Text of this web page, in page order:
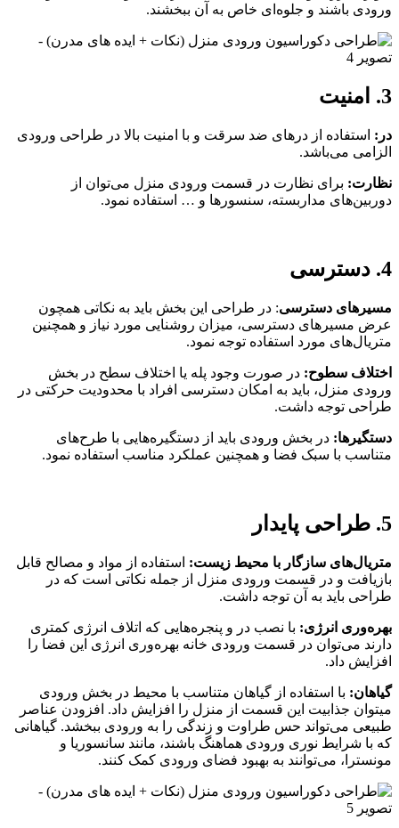
ورودی باشند و جلوه‌ای خاص به آن ببخشند.
3. امنیت
در: استفاده از درهای ضد سرقت و با امنیت بالا در طراحی ورودی
الزامی می‌باشد.
نظارت: ‌برای نظارت در قسمت ورودی منزل می‌توان از
دوربین‌های مداربسته، سنسورها و … استفاده نمود.
4. دسترسی
مسیرهای دسترسی: در طراحی این بخش باید به نکاتی همچون
عرض مسیرهای دسترسی، میزان روشنایی مورد نیاز و همچنین
متریال‌های مورد استفاده توجه نمود.
اختلاف سطوح: در صورت وجود پله یا اختلاف سطح در بخش
ورودی منزل، باید به امکان دسترسی افراد با محدودیت حرکتی در
طراحی توجه داشت.
دستگیرها: در بخش ورودی باید از دستگیره‌‌هایی با طرح‌های
متناسب با سبک فضا و همچنین عملکرد مناسب استفاده نمود.
5. طراحی پایدار
متریال‌های سازگار با محیط زیست: استفاده از مواد و مصالح قابل
بازیافت و در قسمت ورودی منزل از جمله نکاتی است که در
طراحی باید به آن توجه داشت.
بهره‌وری انرژی: با نصب در و پنجره‌‌هایی که اتلاف انرژی کمتری
دارند می‌توان در قسمت ورودی خانه بهره‌وری انرژی این فضا را
افزایش داد.
گیاهان: با استفاده از گیاهان متناسب با محیط در بخش ورودی
میتوان جذابیت این قسمت از منزل را افزایش داد. افزودن عناصر
طبیعی می‌تواند حس طراوت و زندگی را به ورودی ببخشد. گیاهانی
که با شرایط نوری ورودی هماهنگ باشند، مانند سانسوریا و
مونسترا، می‌توانند به بهبود فضای ورودی کمک کنند.